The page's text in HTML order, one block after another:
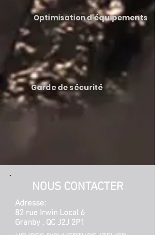
Optimisation d'équipements
Garde de sécurité
NOUS CONTACTER
Adresse:
82 rue Irwin Local 6
Granby , QC J2J 2P1